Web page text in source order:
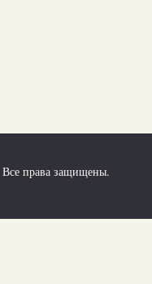
права защищены.